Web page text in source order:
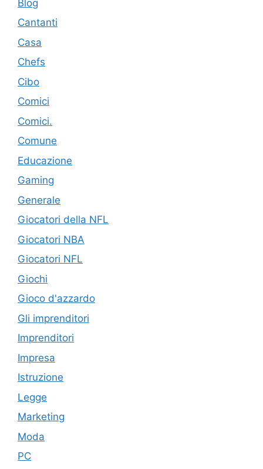
Blog
Cantanti
Casa
Chefs
Cibo
Comici
Comici.
Comune
Educazione
Gaming
Generale
Giocatori della NFL
Giocatori NBA
Giocatori NFL
Giochi
Gioco d'azzardo
Gli imprenditori
Imprenditori
Impresa
Istruzione
Legge
Marketing
Moda
PC